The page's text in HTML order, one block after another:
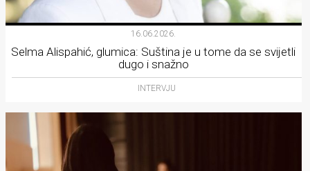
16.06.2026.
Selma Alispahić, glumica: Suština je u tome da se svijetli
dugo i snažno
INTERVJU